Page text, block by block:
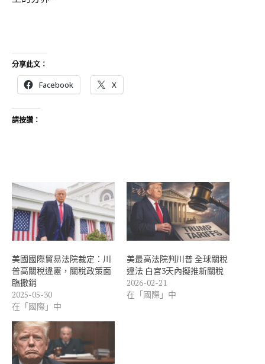
分享此文：
Facebook X
請按讚：
美國國際貿易法院裁定：川
普高關稅違憲，關稅政策面
臨撤銷
2025-05-30
在「國際」中
美最高法院判川普 全球關稅
違法 白宮3天內擬推新關稅
2026-02-21
在「國際」中